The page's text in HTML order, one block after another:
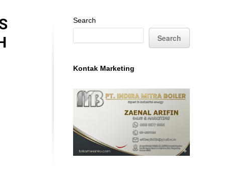
Search
Search
Kontak Marketing